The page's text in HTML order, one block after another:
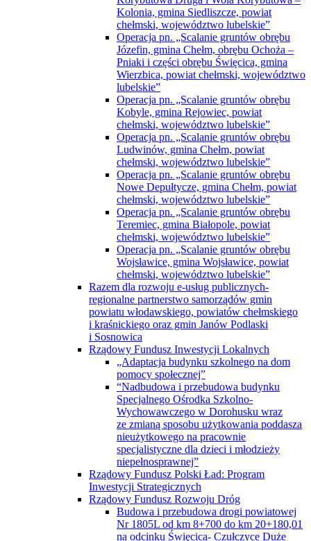
Kolonia, gmina Siedliszcze, powiat
chełmski, województwo lubelskie”
Operacja pn. „Scalanie gruntów obrębu
Józefin, gmina Chełm, obrębu Ochoża –
Pniaki i części obrębu Święcica, gmina
Wierzbica, powiat chełmski, województwo
lubelskie”
Operacja pn. „Scalanie gruntów obrębu
Kobyle, gmina Rejowiec, powiat
chełmski, województwo lubelskie”
Operacja pn. „Scalanie gruntów obrębu
Ludwinów, gmina Chełm, powiat
chełmski, województwo lubelskie”
Operacja pn. „Scalanie gruntów obrębu
Nowe Depułtycze, gmina Chełm, powiat
chełmski, województwo lubelskie”
Operacja pn. „Scalanie gruntów obrębu
Teremiec, gmina Białopole, powiat
chełmski, województwo lubelskie”
Operacja pn. „Scalanie gruntów obrębu
Wojsławice, gmina Wojsławice, powiat
chełmski, województwo lubelskie”
Razem dla rozwoju e-usług publicznych-
regionalne partnerstwo samorządów gmin
powiatu włodawskiego, powiatów chełmskiego
i kraśnickiego oraz gmin Janów Podlaski
i Sosnowica
Rządowy Fundusz Inwestycji Lokalnych
„Adaptacja budynku szkolnego na dom
pomocy społecznej”
“Nadbudowa i przebudowa budynku
Specjalnego Ośrodka Szkolno-
Wychowawczego w Dorohusku wraz
ze zmianą sposobu użytkowania poddasza
nieużytkowego na pracownie
specjalistyczne dla dzieci i młodzieży
niepełnosprawnej”
Rządowy Fundusz Polski Ład: Program
Inwestycji Strategicznych
Rządowy Fundusz Rozwoju Dróg
Budowa i przebudowa drogi powiatowej
Nr 1805L od km 8+700 do km 20+180,01
na odcinku Święcica- Czułczyce Duże